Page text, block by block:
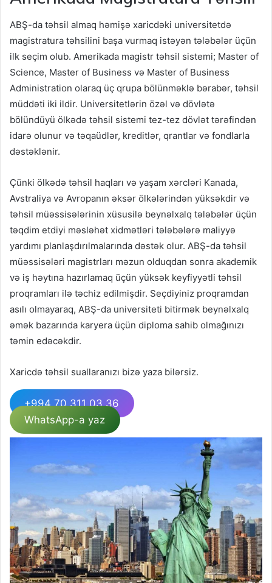
ABŞ-da təhsil almaq həmişə xaricdəki universitetdə
magistratura təhsilini başa vurmaq istəyən tələbələr üçün
ilk seçim olub. Amerikada magistr təhsil sistemi; Master of
Science, Master of Business və Master of Business
Administration olaraq üç qrupa bölünməklə bərabər, təhsil
müddəti iki ildir. Universitetlərin özəl və dövlətə
bölündüyü ölkədə təhsil sistemi tez-tez dövlət tərəfindən
idarə olunur və təqaüdlər, kreditlər, qrantlar və fondlarla
dəstəklənir.
Çünki ölkədə təhsil haqları və yaşam xərcləri Kanada,
Avstraliya və Avropanın əksər ölkələrindən yüksəkdir və
təhsil müəssisələrinin xüsusilə beynəlxalq tələbələr üçün
təqdim etdiyi məsləhət xidmətləri tələbələrə maliyyə
yardımı planlaşdırılmalarında dəstək olur. ABŞ-da təhsil
müəssisələri magistrları məzun olduqdan sonra akademik
və iş həytına hazırlamaq üçün yüksək keyfiyyətli təhsil
proqramları ilə təchiz edilmişdir. Seçdiyiniz proqramdan
asılı olmayaraq, ABŞ-da universiteti bitirmək beynəlxalq
əmək bazarında karyera üçün diploma sahib olmağınızı
təmin edəcəkdir.
Xaricdə təhsil suallaranızı bizə yaza bilərsiz.
+994 70 311 03 36
WhatsApp-a yaz